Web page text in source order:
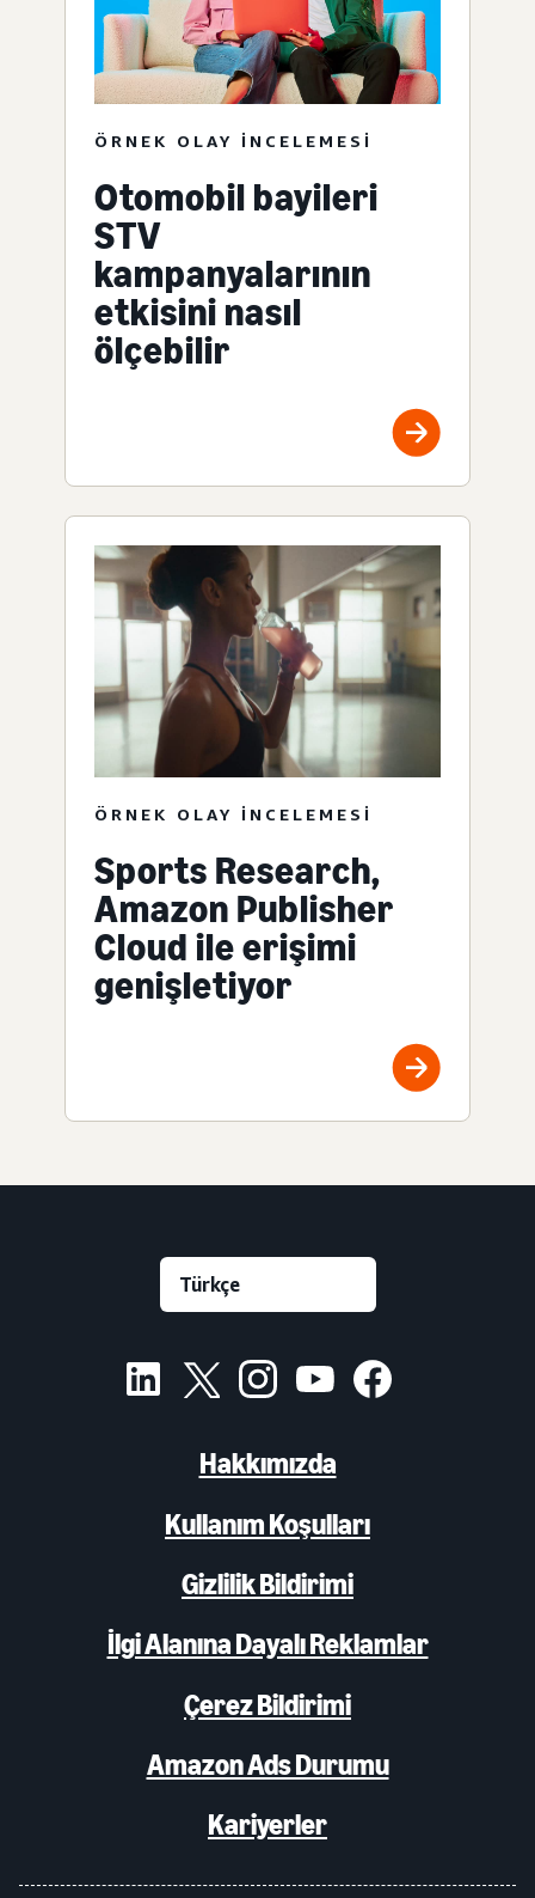
ÖRNEK OLAY INCELEMESI
Otomobil bayileri
STV
kampanyalarının
etkisini nasıl
ölçebilir
ÖRNEK OLAY INCELEMESI
Sports Research,
Amazon Publisher
Cloud ile erişimi
genişletiyor
Hakkımızda
Kullanım Koşulları
Gizlilik Bildirimi
İlgi Alanına Dayalı Reklamlar
Çerez Bildirimi
Amazon Ads Durumu
Kariyerler